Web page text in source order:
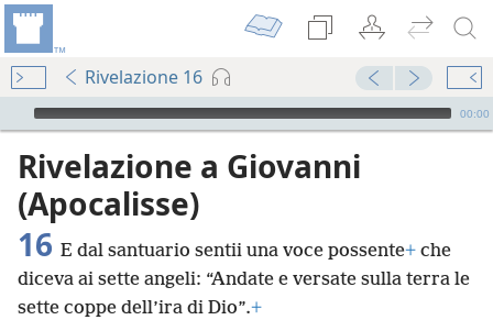
Rivelazione 16
Audio Player
00:00
Rivelazione a Giovanni
(Apocalisse)
16 E dal santuario sentii una voce possente+ che
diceva ai sette angeli: “Andate e versate sulla terra le
sette coppe dell’ira di Dio”.+